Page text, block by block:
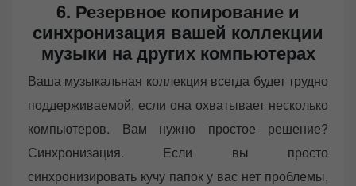
6. Резервное копирование и
синхронизация вашей коллекции
музыки на других компьютерах
Ваша музыкальная коллекция всегда будет трудно
поддерживаемой, если она охватывает несколько
компьютеров. Вам нужно простое решение?
Синхронизация. Если вы просто
синхронизировать кучу папок у вас нет проблемы,